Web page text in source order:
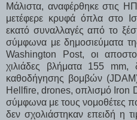
Μάλιστα, αναφέρθηκε στις
μετέφερε κρυφά όπλα στο
εκατό συναλλαγές από το
σύμφωνα με δημοσιεύματα
Washington Post, οι
χιλιάδες βλήματα 155 mm,
καθοδήγησης βομβών
Hellfire, drones, οπλισμό Iron
σύμφωνα με τους νομοθέτες
δεν σχολιάστηκαν επειδή η